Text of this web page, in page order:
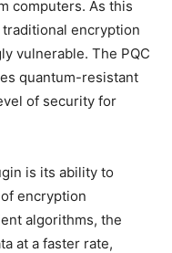
​computers. As this
encryption
vulnerable. The⁣ PQC
quantum-resistant
of security for
​is its ability to
encryption
algorithms, the
‍at a faster⁣ rate,⁣